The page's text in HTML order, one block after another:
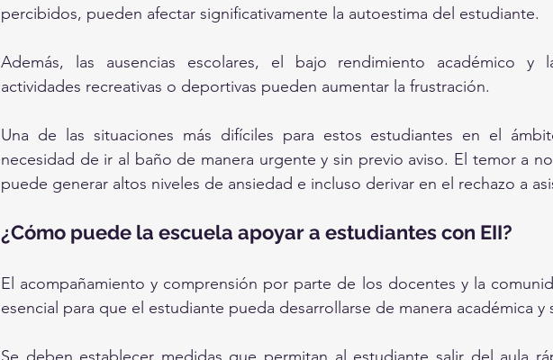
percibidos, pueden afectar significativamente la autoestima del estudiante.
Además, las ausencias escolares, el bajo rendimiento académico y
actividades recreativas o deportivas pueden aumentar la frustración.
Una de las situaciones más difíciles para estos estudiantes en el
necesidad de ir al baño de manera urgente y sin previo aviso. El temor a
puede generar altos niveles de ansiedad e incluso derivar en el rechazo a
¿Cómo puede la escuela apoyar a estudiantes con EII?
El acompañamiento y comprensión por parte de los docentes y la
esencial para que el estudiante pueda desarrollarse de manera académica y